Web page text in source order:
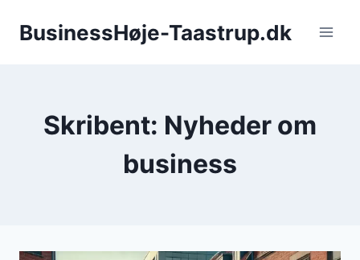
BusinessHøje-Taastrup.dk
Skribent: Nyheder om
business